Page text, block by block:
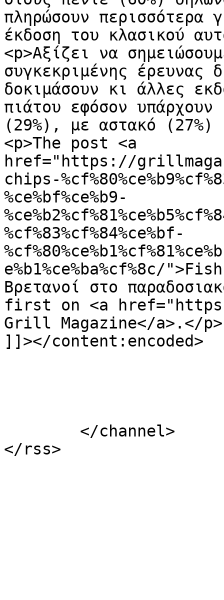
πληρώσουν περισσότερα
έκδοση του κλασικού
<p>Αξίζει να
συγκεκριμένης έρευνας
δοκιμάσουν κι άλλες
πιάτου εφόσον
(29%), με αστακό
<p>The post <a
href="https://
chips-
%ce%bf%ce%b9-
%cf%83%cf%84%ce%bf-
e%b1%ce%ba%cf%8c/
Βρετανοί στο
first on <a
Grill Magazine</a>.</p>
]]></content:encoded>